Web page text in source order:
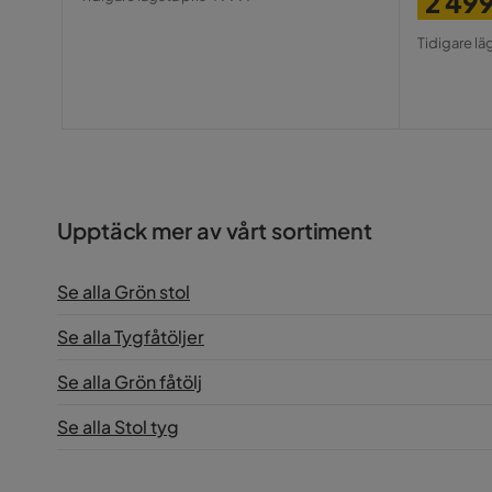
Pris
Tidigare
Upptäck mer av vårt sortiment
Se alla Grön stol
Se alla Tygfåtöljer
Se alla Grön fåtölj
Se alla Stol tyg